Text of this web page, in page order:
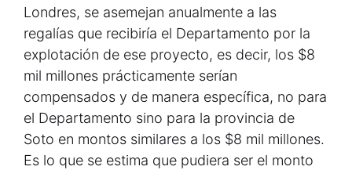
Londres, se asemejan anualmente a las
regalías que recibiría el Departamento por la
explotación de ese proyecto, es decir, los $8
mil millones prácticamente serían
compensados y de manera específica, no para
el Departamento sino para la provincia de
Soto en montos similares a los $8 mil millones.
Es lo que se estima que pudiera ser el monto